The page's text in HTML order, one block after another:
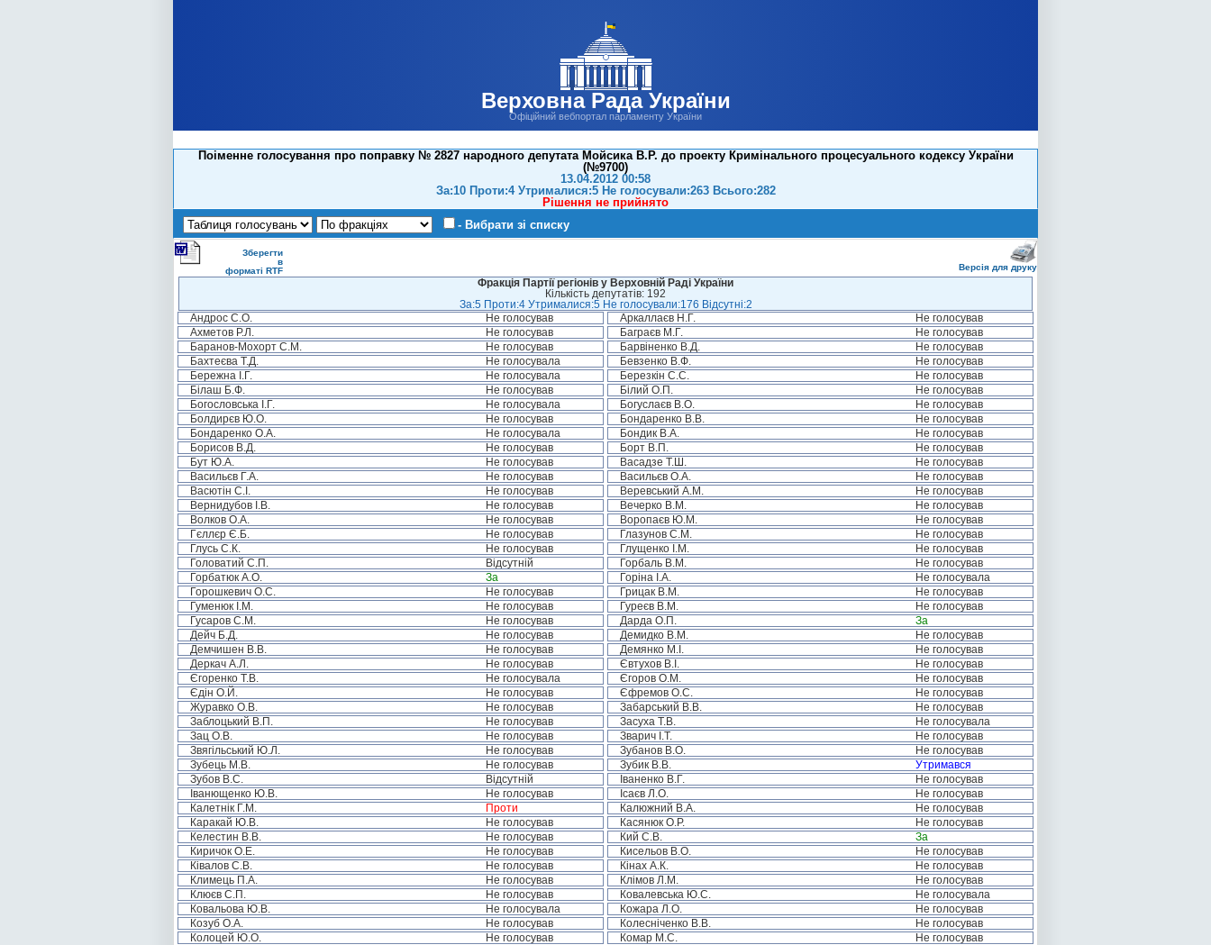
Верховна Рада України
Офіційний вебпортал парламенту України
Поіменне голосування про поправку № 2827 народного депутата Мойсика В.Р. до проекту Кримінального процесуального кодексу України
(№9700)
13.04.2012 00:58
За:10 Проти:4 Утрималися:5 Не голосували:263 Всього:282
Рішення не прийнято
- Вибрати зі списку
Зберегти
в
форматі RTF
Версія для друку
Фракція Партії регіонів у Верховній Раді України
Кількість депутатів: 192
За:5 Проти:4 Утрималися:5 Не голосували:176 Відсутні:2
Андрос С.О.
Не голосував Аркаллаєв Н.Г.
Не голосував
Ахметов Р.Л.
Не голосував Баграєв М.Г.
Не голосував
Баранов-Мохорт С.М.
Не голосував Барвіненко В.Д.
Не голосував
Бахтеєва Т.Д.
Не голосувала Бевзенко В.Ф.
Не голосував
Бережна І.Г.
Не голосувала Березкін С.С.
Не голосував
Білаш Б.Ф.
Не голосував Білий О.П.
Не голосував
Богословська І.Г.
Не голосувала Богуслаєв В.О.
Не голосував
Болдирєв Ю.О.
Не голосував Бондаренко В.В.
Не голосував
Бондаренко О.А.
Не голосувала Бондик В.А.
Не голосував
Борисов В.Д.
Не голосував Борт В.П.
Не голосував
Бут Ю.А.
Не голосував Васадзе Т.Ш.
Не голосував
Васильєв Г.А.
Не голосував Васильєв О.А.
Не голосував
Васютін С.І.
Не голосував Веревський А.М.
Не голосував
Вернидубов І.В.
Не голосував Вечерко В.М.
Не голосував
Волков О.А.
Не голосував Воропаєв Ю.М.
Не голосував
Гєллєр Є.Б.
Не голосував Глазунов С.М.
Не голосував
Глусь С.К.
Не голосував Глущенко І.М.
Не голосував
Головатий С.П.
Відсутній Горбаль В.М.
Не голосував
Горбатюк А.О.
За Горіна І.А.
Не голосувала
Горошкевич О.С.
Не голосував Грицак В.М.
Не голосував
Гуменюк І.М.
Не голосував Гуреєв В.М.
Не голосував
Гусаров С.М.
Не голосував Дарда О.П.
За
Дейч Б.Д.
Не голосував Демидко В.М.
Не голосував
Демчишен В.В.
Не голосував Демянко М.І.
Не голосував
Деркач А.Л.
Не голосував Євтухов В.І.
Не голосував
Єгоренко Т.В.
Не голосувала Єгоров О.М.
Не голосував
Єдін О.Й.
Не голосував Єфремов О.С.
Не голосував
Журавко О.В.
Не голосував Забарський В.В.
Не голосував
Заблоцький В.П.
Не голосував Засуха Т.В.
Не голосувала
Зац О.В.
Не голосував Зварич І.Т.
Не голосував
Звягільський Ю.Л.
Не голосував Зубанов В.О.
Не голосував
Зубець М.В.
Не голосував Зубик В.В.
Утримався
Зубов В.С.
Відсутній Іваненко В.Г.
Не голосував
Іванющенко Ю.В.
Не голосував Ісаєв Л.О.
Не голосував
Калетнік Г.М.
Проти Калюжний В.А.
Не голосував
Каракай Ю.В.
Не голосував Касянюк О.Р.
Не голосував
Келестин В.В.
Не голосував Кий С.В.
За
Киричок О.Е.
Не голосував Кисельов В.О.
Не голосував
Ківалов С.В.
Не голосував Кінах А.К.
Не голосував
Климець П.А.
Не голосував Клімов Л.М.
Не голосував
Клюєв С.П.
Не голосував Ковалевська Ю.С.
Не голосувала
Ковальова Ю.В.
Не голосувала Кожара Л.О.
Не голосував
Козуб О.А.
Не голосував Колесніченко В.В.
Не голосував
Колоцей Ю.О.
Не голосував Комар М.С.
Не голосував